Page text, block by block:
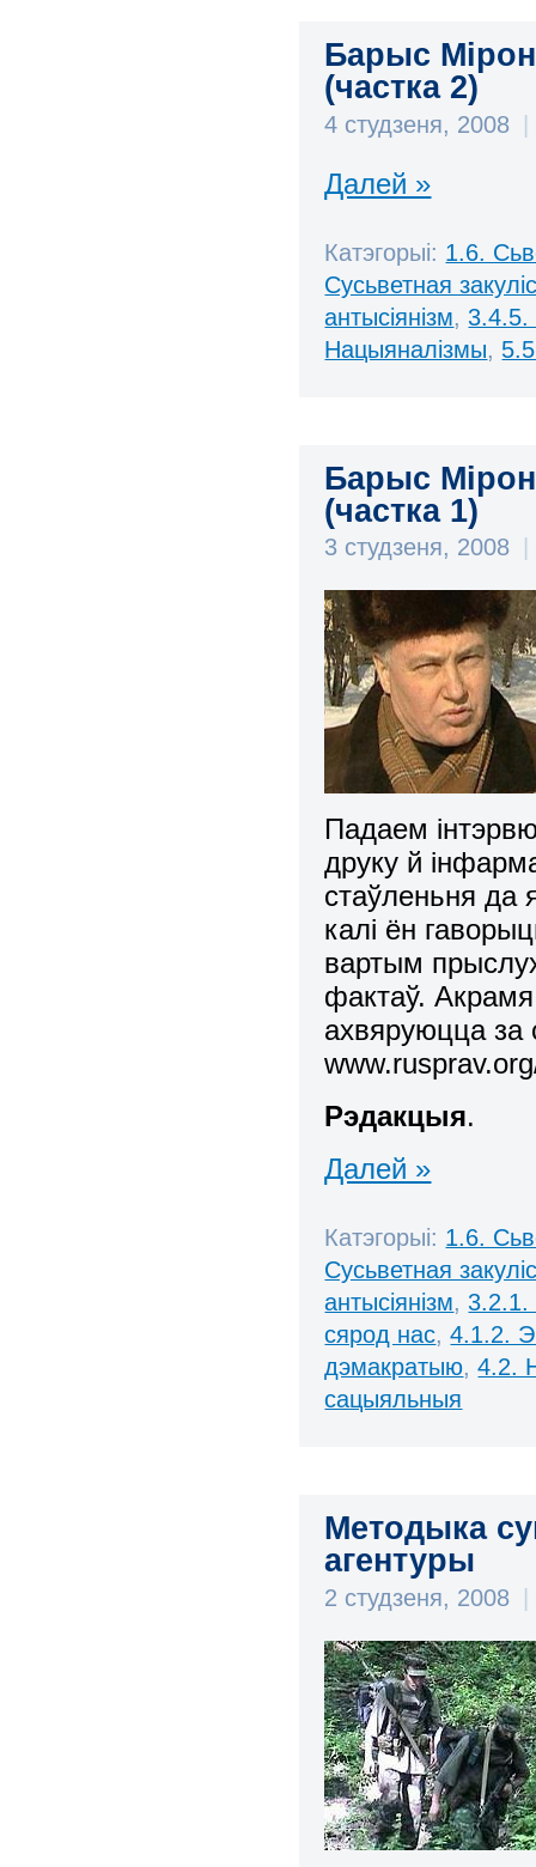
Барыс
(частка 2)
4 студзеня, 2008 |
Далей »
Катэгорыі: 1.6.
Сусьветная
антысіянізм, 3.4.5.
Нацыяналізмы,
Барыс
(частка 1)
3 студзеня, 2008
Падаем
друку й
стаўленьня да
калі ён
вартым
фактаў.
ахвяруюцца за
Рэдакцыя.
Далей »
Катэгорыі: 1.6.
Сусьветная
антысіянізм, 3.2.1.
сярод нас,4.1.2.
дэмакратыю,4.2.
сацыяльныя
Методыка
агентуры
2 студзеня, 2008